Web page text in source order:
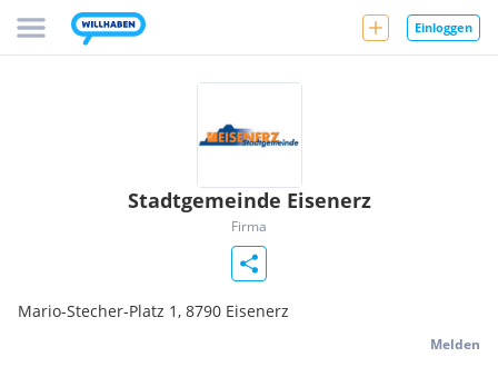
Einloggen
Stadtgemeinde Eisenerz
Firma
Mario-Stecher-Platz 1, 8790 Eisenerz
Melden